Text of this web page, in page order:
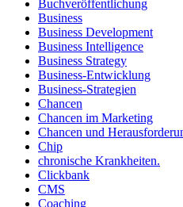
Buchveröffentlichung
Business
Business Development
Business Intelligence
Business Strategy
Business-Entwicklung
Business-Strategien
Chancen
Chancen im Marketing
Chancen und
Chip
chronische Krankheiten.
Clickbank
CMS
Coaching